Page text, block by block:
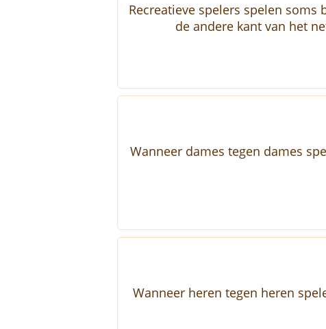
Recreatieve spelers spelen soms
de andere kant van het
Wanneer dames tegen dames
Wanneer heren tegen heren